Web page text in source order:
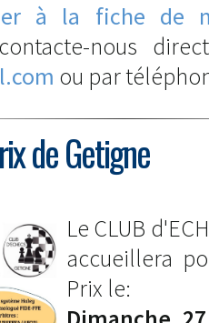
à la fiche de
nous
ou par
de Getigne
Le CLUB
accueillera
Prix le: